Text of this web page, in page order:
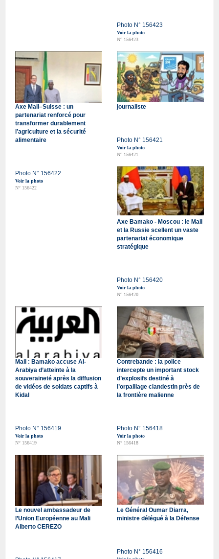
Photo N° 156423
Voir la photo
N° 156423
Axe Mali–Suisse : un
partenariat renforcé pour
transformer durablement
l’agriculture et la sécurité
alimentaire
Photo N° 156422
Voir la photo
N° 156422
journaliste
Photo N° 156421
Voir la photo
N° 156421
Axe Bamako - Moscou : le Mali
et la Russie scellent un vaste
partenariat économique
stratégique
Photo N° 156420
Voir la photo
N° 156420
Mali : Bamako accuse Al-
Arabiya d’atteinte à la
souveraineté après la diffusion
de vidéos de soldats captifs à
Kidal
Photo N° 156419
Voir la photo
N° 156419
Contrebande : la police
intercepte un important stock
d’explosifs destiné à
l’orpaillage clandestin près de
la frontière malienne
Photo N° 156418
Voir la photo
N° 156418
Le nouvel ambassadeur de
l’Union Européenne au Mali
Alberto CEREZO
Le Général Oumar Diarra,
ministre délégué à la Défense
Photo N° 156416